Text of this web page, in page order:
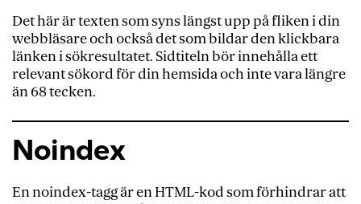
Det här är texten som syns längst upp på fliken i din
webbläsare och också det som bildar den klickbara
länken i sökresultatet. Sidtiteln bör innehålla ett
relevant sökord för din hemsida och inte vara längre
än 68 tecken.
Noindex
En noindex-tagg är en HTML-kod som förhindrar att